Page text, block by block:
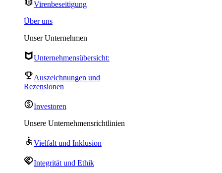
Virenbeseitigung
Über uns
Unser Unternehmen
Unternehmensübersicht:
Auszeichnungen und
Rezensionen
Investoren
Unsere Unternehmensrichtlinien
Vielfalt und Inklusion
Integrität und Ethik